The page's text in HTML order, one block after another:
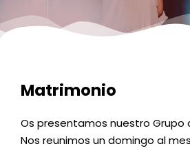
Matrimonio
Os presentamos nuestro Grupo
Nos reunimos un domingo al